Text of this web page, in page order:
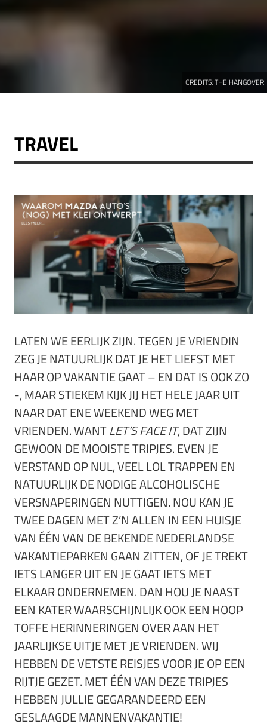
CREDITS:THE HANGOVER
TRAVEL
LATEN WE EERLIJK ZIJN. TEGEN JE VRIENDIN
ZEG JE NATUURLIJK DAT JE HET LIEFST MET
HAAR OP VAKANTIE GAAT – EN DAT IS OOK ZO
-, MAAR STIEKEM KIJK JIJ HET HELE JAAR UIT
NAAR DAT ENE WEEKEND WEG MET
VRIENDEN. WANTLET’S FACE IT, DAT ZIJN
GEWOON DE MOOISTE TRIPJES. EVEN JE
VERSTAND OP NUL, VEEL LOL TRAPPEN EN
NATUURLIJK DE NODIGE ALCOHOLISCHE
VERSNAPERINGEN NUTTIGEN. NOU KAN JE
TWEE DAGEN MET Z’N ALLEN IN EEN HUISJE
VAN ÉÉN VAN DE BEKENDE NEDERLANDSE
VAKANTIEPARKEN GAAN ZITTEN, OF JE TREKT
IETS LANGER UIT EN JE GAAT IETS MET
ELKAAR ONDERNEMEN. DAN HOU JE NAAST
EEN KATER WAARSCHIJNLIJK OOK EEN HOOP
TOFFE HERINNERINGEN OVER AAN HET
JAARLIJKSE UITJE MET JE VRIENDEN. WIJ
HEBBEN DE VETSTE REISJES VOOR JE OP EEN
RIJTJE GEZET. MET ÉÉN VAN DEZE TRIPJES
HEBBEN JULLIE GEGARANDEERD EEN
GESLAAGDE MANNENVAKANTIE!